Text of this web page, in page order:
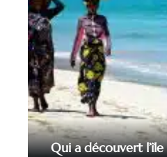
Qui a découvert